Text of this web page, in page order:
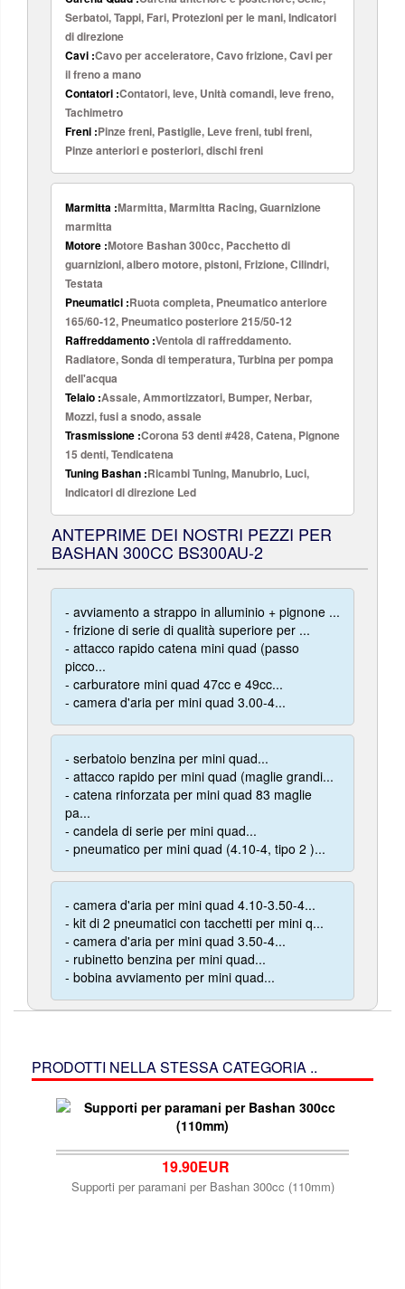
Serbatoi, Tappi, Fari, Protezioni per le mani, Indicatori
di direzione
Cavi :Cavo per acceleratore, Cavo frizione, Cavi per
il freno a mano
Contatori :Contatori, leve, Unità comandi, leve freno,
Tachimetro
Freni :Pinze freni, Pastiglie, Leve freni, tubi freni,
Pinze anteriori e posteriori, dischi freni
Marmitta :Marmitta, Marmitta Racing, Guarnizione
marmitta
Motore :Motore Bashan 300cc, Pacchetto di
guarnizioni, albero motore, pistoni, Frizione, Cilindri,
Testata
Pneumatici :Ruota completa, Pneumatico anteriore
165/60-12, Pneumatico posteriore 215/50-12
Raffreddamento :Ventola di raffreddamento.
Radiatore, Sonda di temperatura, Turbina per pompa
dell'acqua
Telaio :Assale, Ammortizzatori, Bumper, Nerbar,
Mozzi, fusi a snodo, assale
Trasmissione :Corona 53 denti #428, Catena, Pignone
15 denti, Tendicatena
Tuning Bashan :Ricambi Tuning, Manubrio, Luci,
Indicatori di direzione Led
ANTEPRIME DEI NOSTRI PEZZI PER
BASHAN 300CC BS300AU-2
- avviamento a strappo in alluminio + pignone ...
- frizione di serie di qualità superiore per ...
- attacco rapido catena mini quad (passo
picco...
- carburatore mini quad 47cc e 49cc...
- camera d'aria per mini quad 3.00-4...
- serbatoio benzina per mini quad...
- attacco rapido per mini quad (maglie grandi...
- catena rinforzata per mini quad 83 maglie
pa...
- candela di serie per mini quad...
- pneumatico per mini quad (4.10-4, tipo 2 )...
- camera d'aria per mini quad 4.10-3.50-4...
- kit di 2 pneumatici con tacchetti per mini q...
- camera d'aria per mini quad 3.50-4...
- rubinetto benzina per mini quad...
- bobina avviamento per mini quad...
PRODOTTI NELLA STESSA CATEGORIA ..
19.90EUR
Supporti per paramani per Bashan 300cc (110mm)